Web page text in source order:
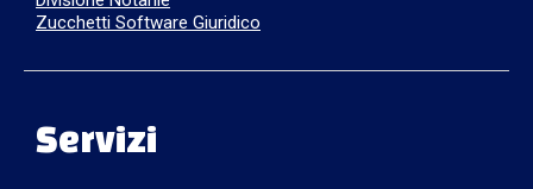
Zucchetti Software Giuridico
Servizi